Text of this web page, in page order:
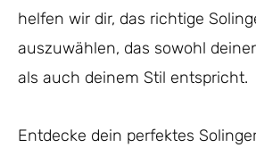
helfen wir dir, das richtige
auszuwählen, das sowohl
als auch deinem Stil entspricht.
Entdecke dein perfektes